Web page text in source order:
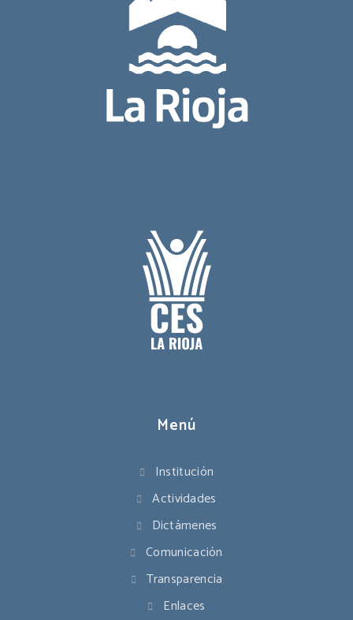
Menú
Institución
Actividades
Dictámenes
Comunicación
Transparencia
Enlaces